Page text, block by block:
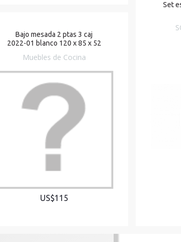
Set
Bajo mesada 2 ptas 3 caj
2022-01 blanco 120 x 85 x 52
Muebles de Cocina
US$115